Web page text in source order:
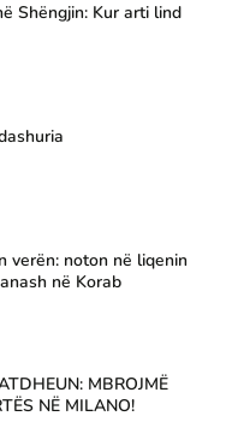
Shëngjin: Kur arti lind
verën: noton në liqenin
në Korab
MBROJMË
NË MILANO!